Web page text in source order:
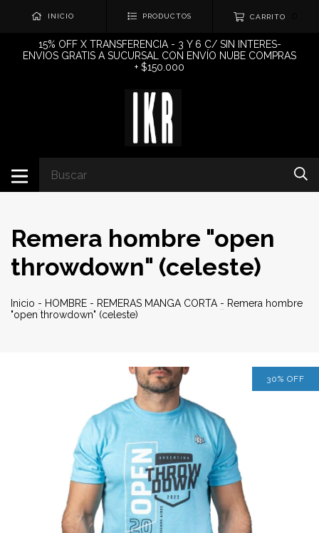
INICIO PRODUCTOS CARRITO
15% OFF X TRANSFERENCIA - 3 Y 6 C/ SIN INTERES-
ENVIOS GRATIS A SUCURSAL CON ENVÍO NUBE COMPRAS
+ $150.000
Remera hombre "open
throwdown" (celeste)
Inicio - HOMBRE - REMERAS MANGA CORTA - Remera hombre
"open throwdown" (celeste)
30% OFF